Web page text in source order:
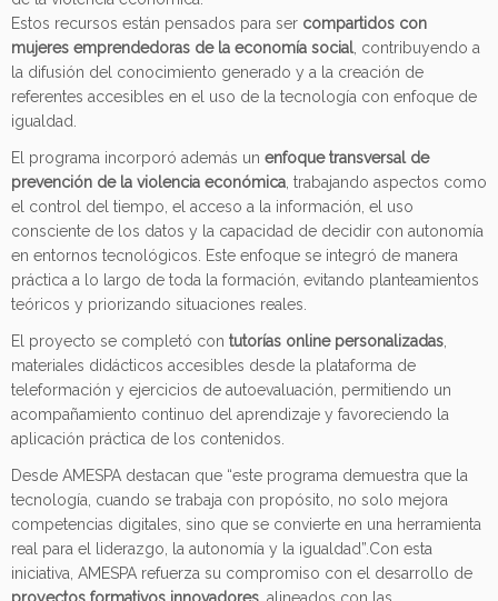
Estos recursos están pensados para ser compartidos con
mujeres emprendedoras de la economía social , contribuyendo a
la difusión del conocimiento generado y a la creación de
referentes accesibles en el uso de la tecnología con enfoque de
igualdad.
El programa incorporó además un enfoque transversal de
prevención de la violencia económica , trabajando aspectos como
el control del tiempo, el acceso a la información, el uso
consciente de los datos y la capacidad de decidir con autonomía
en entornos tecnológicos. Este enfoque se integró de manera
práctica a lo largo de toda la formación, evitando planteamientos
teóricos y priorizando situaciones reales.
El proyecto se completó con tutorías online personalizadas
materiales didácticos accesibles desde la plataforma de
teleformación y ejercicios de autoevaluación, permitiendo un
acompañamiento continuo del aprendizaje y favoreciendo la
aplicación práctica de los contenidos.
Desde AMESPA destacan que “este programa demuestra que la
tecnología, cuando se trabaja con propósito, no solo mejora
competencias digitales, sino que se convierte en una herramienta
real para el liderazgo, la autonomía y la igualdad”.Con esta
iniciativa, AMESPA refuerza su compromiso con el desarrollo de